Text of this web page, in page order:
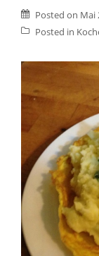
Posted on Mai
Posted in